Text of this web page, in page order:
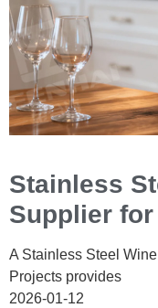
Stainless
Supplier
A Stainless Steel
Projects provides
2026-01-12